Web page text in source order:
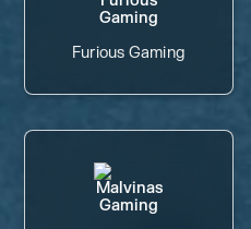
Furious Gaming